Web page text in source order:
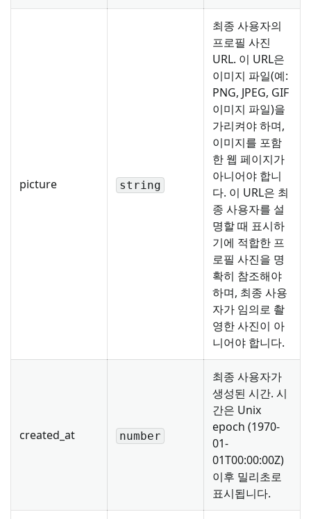
picture string
최종 사용자의
프로필 사진
URL. 이 URL은
이미지 파일(예:
PNG, JPEG, GIF
이미지 파일)을
가리켜야 하며,
이미지를 포함
한 웹 페이지가
아니어야 합니
다. 이 URL은 최
종 사용자를 설
명할 때 표시하
기에 적합한 프
로필 사진을 명
확히 참조해야
하며, 최종 사용
자가 임의로 촬
영한 사진이 아
니어야 합니다.
created_at number
최종 사용자가
생성된 시간. 시
간은 Unix
epoch (1970-
01-
01T00:00:00Z)
이후 밀리초로
표시됩니다.